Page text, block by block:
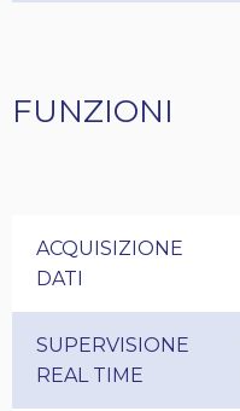
FUNZIONI
ACQUISIZIONE
DATI
SUPERVISIONE
REAL TIME